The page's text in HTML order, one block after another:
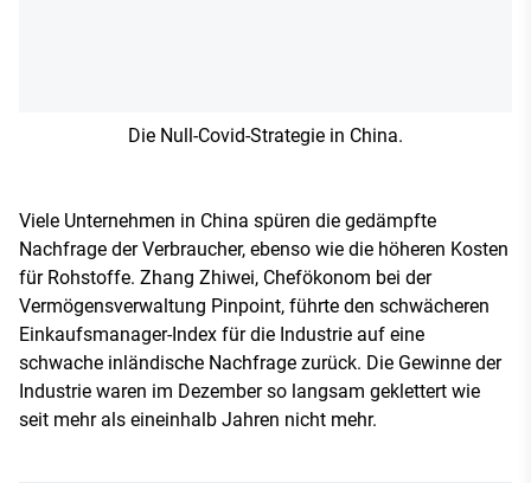
Die Null-Covid-Strategie in China.
Viele Unternehmen in China spüren die gedämpfte
Nachfrage der Verbraucher, ebenso wie die höheren Kosten
für Rohstoffe. Zhang Zhiwei, Chefökonom bei der
Vermögensverwaltung Pinpoint, führte den schwächeren
Einkaufsmanager-Index für die Industrie auf eine
schwache inländische Nachfrage zurück. Die Gewinne der
Industrie waren im Dezember so langsam geklettert wie
seit mehr als eineinhalb Jahren nicht mehr.